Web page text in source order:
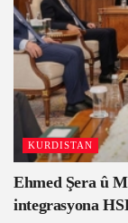
KURDISTAN
Ehmed Şera û
integrasyona